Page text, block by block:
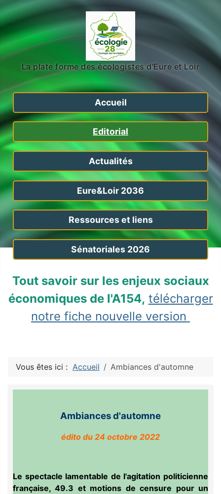
La plate forme des écologistes d'Eure et Loir
Accueil
Editorial
Actualités
Eure&Loir 2036
Ressources et liens
Sénatoriales 2026
Tout savoir sur les enjeux sociaux
économiques de l'A154, télécharger
notre fiche nouvelle version
Vous êtes ici : Accueil Ambiances d'automne
Ambiances d'automne
édito du 24 octobre 2022
Le spectacle lamentable de l'agitation politicienne
française, 49.3 et motions de censure pour un